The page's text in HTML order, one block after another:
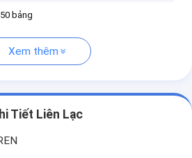
50 bảng
Xem thêm
Tiết Liên Lạc